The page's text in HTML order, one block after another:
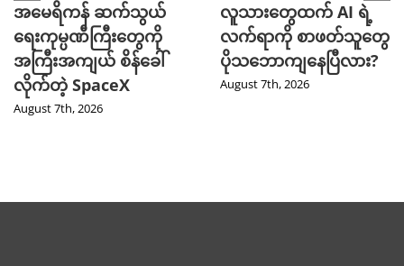
အမေရိကန် ဆက်သွယ်
ရေးကုမ္ပဏီကြီးတွေကို
အကြီးအကျယ် စိန်ခေါ်
လိုက်တဲ့ SpaceX
August 7th, 2026
လူသားတွေထက် AI ရဲ့
လက်ရာကို စာဖတ်သူတွေ
ပိုသဘောကျနေပြီလား?
August 7th, 2026